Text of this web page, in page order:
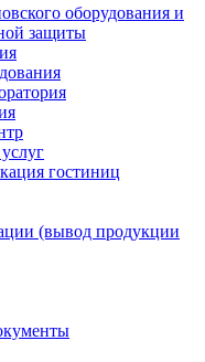
оборудования и
защиты
гостиниц
(вывод продукции